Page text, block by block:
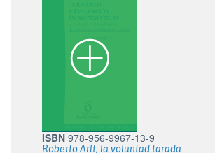
ISBN 978-956-9967-13-9
Roberto Arlt, la voluntad tarada